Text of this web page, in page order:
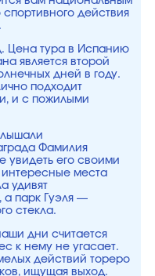
действия
Цена тура в Испанию
является второй
дней в году.
подходит
и с пожилыми
Фамилия
увидеть его своими
интересные места
удивят
а парк Гуэля —
стекла.
дни считается
к нему не угасает.
действий тореро
ищущая выход.